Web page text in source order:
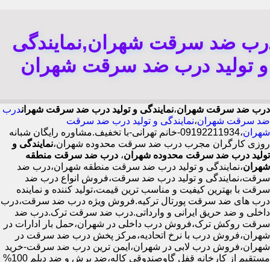
ضد سرقت شهران,نمایندگی
و تولید درب ضد سرقت شهران
درب ضد سرقت شهران،نمایندگی و تولید درب ضد سرقت شهراندرب
ضد سرقت شهران،نمایندگی و تولید درب ضد سرقت
شهران
،09192211934-خانم تهرانی-با تخفیف.مشاوره رایگان شبانه
روزی کارگران مجرب درب ضد سرقت محدوده شهران،نمایندگی و
تولید درب ضد سرقت محدوده شهران، درب ضد سرقت منطقه
شهران،نمایندگی و تولید درب ضد سرقت منطقه شهران،درب ضد
سرقت،نمایندگی و تولید درب ضد سرقت،فروش انواع درب ضد
سرقت با بهترین کیفیت و مناسب ترین قیمت،تولید کننده و نماینده
درب های ضد سرقت پورتال ترکیه.فروش ویژه درب ضد سرقت،درب
داخلی و ضد حریق ایرانی و وارداتی.درب ضد سرقت ترک.درب ضد
سرقت روکش ترک،فروش درب داخلی در شهران،حمل بار ادارات در
شهران،فروش درب با نرخ اتحادیه،مرکز پخش درب ضد سرقت در
شهران،فروش درب لابی در شهران،ایمن ترین درب ضد سرقت-خرید
مستقیم از کارخانه قفل گاوصندوقی کاله،ضد برش و ضد دیلم 100%